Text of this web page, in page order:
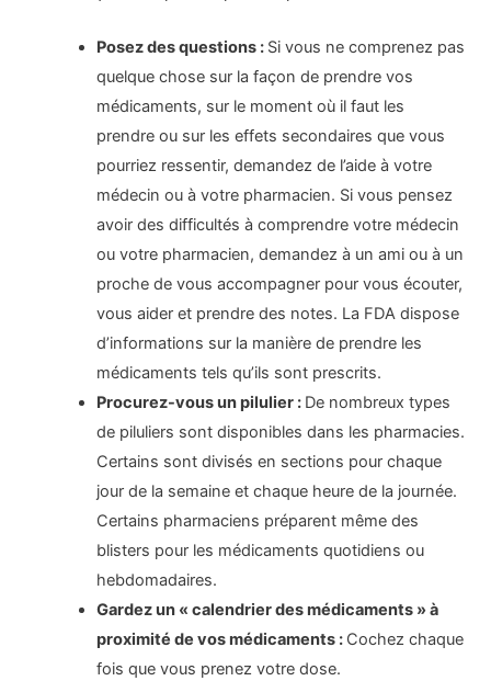
Posez des questions : Si vous ne comprenez pas
quelque chose sur la façon de prendre vos
médicaments, sur le moment où il faut les
prendre ou sur les effets secondaires que vous
pourriez ressentir, demandez de l’aide à votre
médecin ou à votre pharmacien. Si vous pensez
avoir des difficultés à comprendre votre médecin
ou votre pharmacien, demandez à un ami ou à un
proche de vous accompagner pour vous écouter,
vous aider et prendre des notes. La FDA dispose
d’informations sur la manière de prendre les
médicaments tels qu’ils sont prescrits.
Procurez-vous un pilulier : De nombreux types
de piluliers sont disponibles dans les pharmacies.
Certains sont divisés en sections pour chaque
jour de la semaine et chaque heure de la journée.
Certains pharmaciens préparent même des
blisters pour les médicaments quotidiens ou
hebdomadaires.
Gardez un « calendrier des médicaments » à
proximité de vos médicaments : Cochez chaque
fois que vous prenez votre dose.